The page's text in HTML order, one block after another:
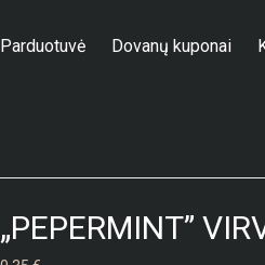
Parduotuvė Dovanų kuponai
„PEPERMINT”